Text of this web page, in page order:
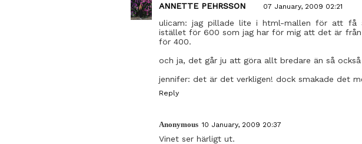
ANNETTE PEHRSSON 07 January, 2009 02:21
ulicam: jag pillade lite i html-mallen för att få
istället för 600 som jag har för mig att det är
för 400.
och ja, det går ju att göra allt bredare än så också
jennifer: det är det verkligen! dock smakade det
Reply
Anonymous 10 January, 2009 20:37
Vinet ser härligt ut.